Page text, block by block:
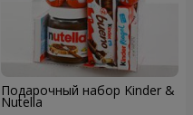
Подарочный набор Kinder &
Nutella